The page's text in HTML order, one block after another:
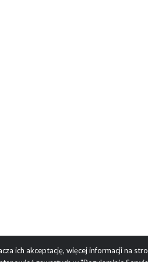
ich akceptację, więcej informacji na